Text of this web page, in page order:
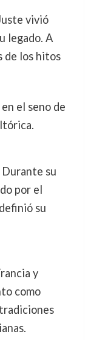
vivió
legado. A
de los hitos
el seno de
su
por el
su
y
como